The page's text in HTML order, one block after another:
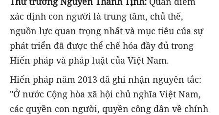
xác định con người là trung tâm, chủ thể,
nguồn lực quan trọng nhất và mục tiêu của sự
phát triển đã được thể chế hóa đầy đủ trong
Hiến pháp và pháp luật của Việt Nam.
Hiến pháp năm 2013 đã ghi nhận nguyên tắc:
"Ở nước Cộng hòa xã hội chủ nghĩa Việt Nam,
các quyền con người, quyền công dân về chính